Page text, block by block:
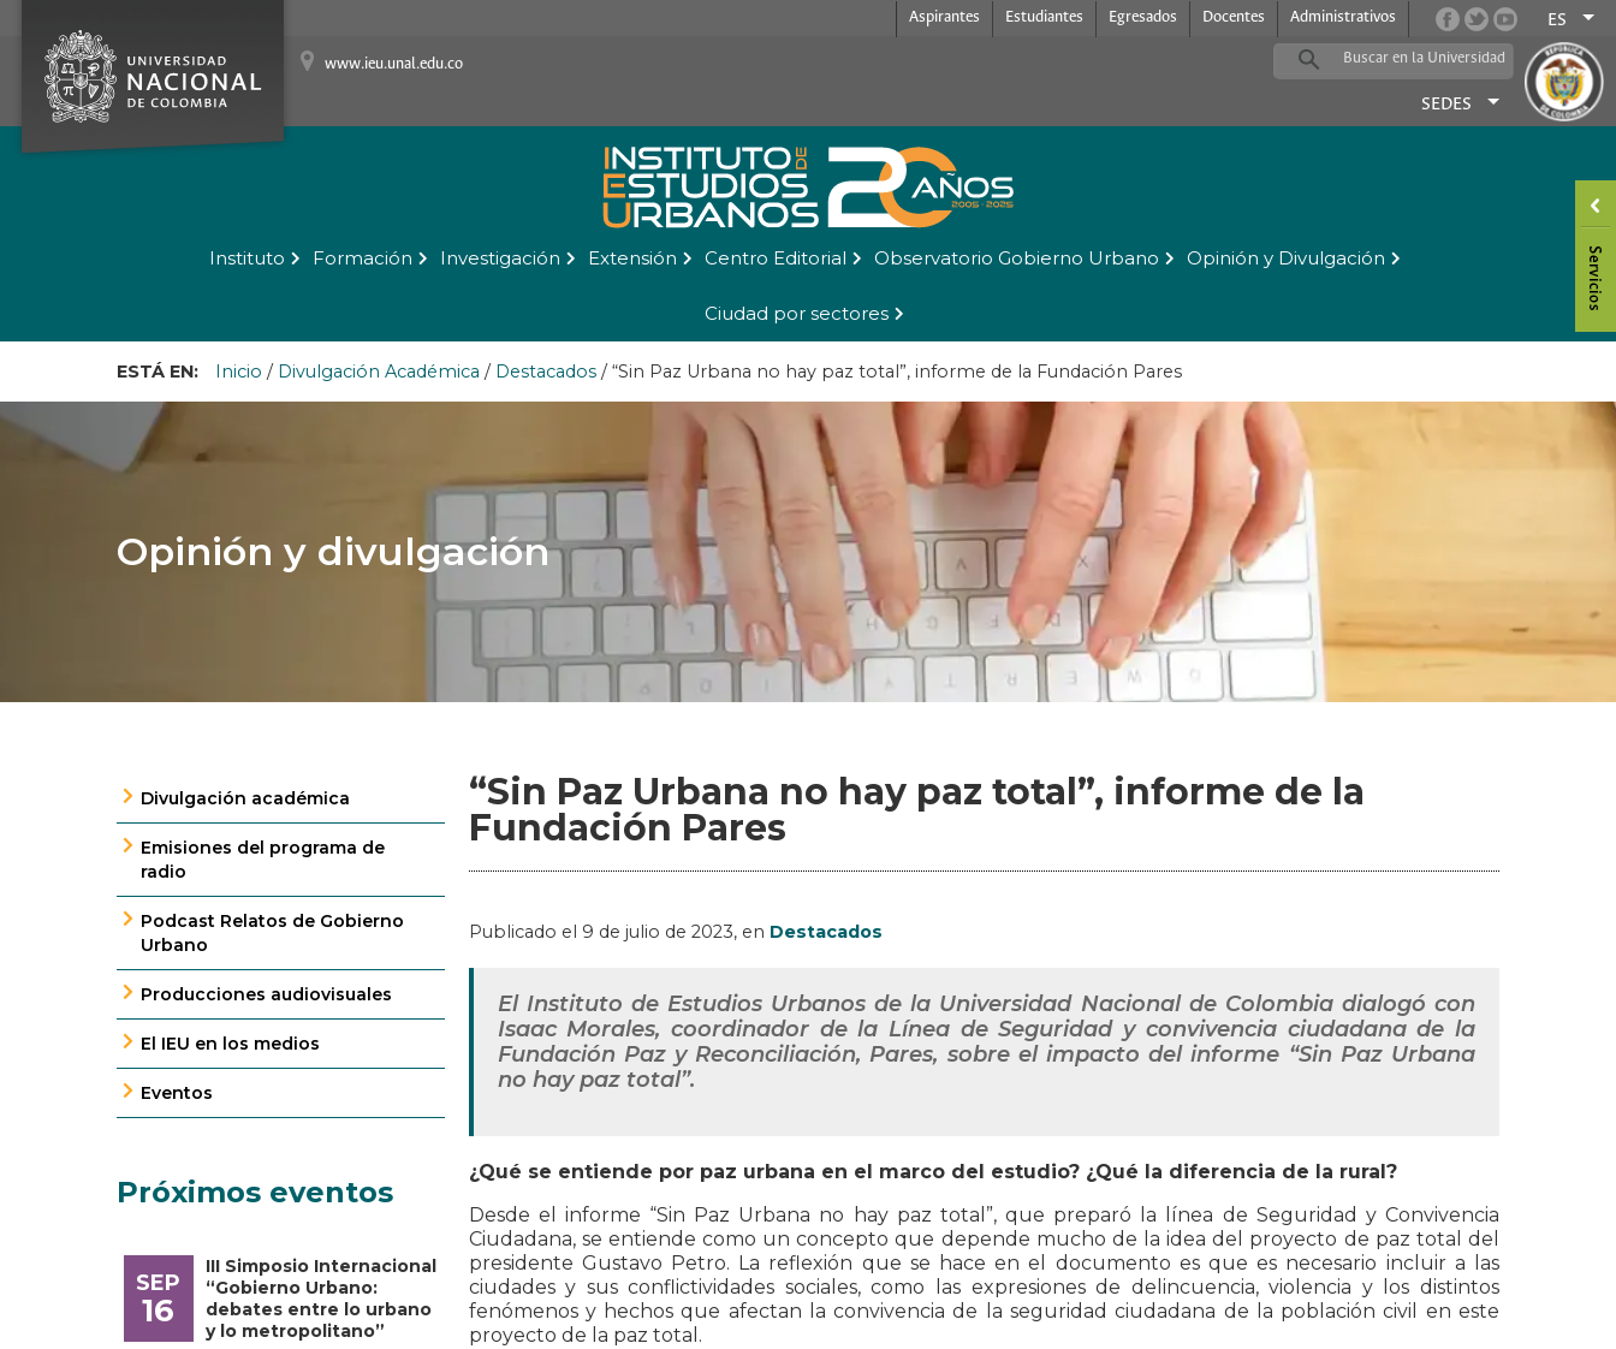
Aspirantes Estudiantes Egresados Docentes Administrativos ES
www.ieu.unal.edu.co
SEDES
Instituto Formación Investigación Extensión Centro Editorial Observatorio Gobierno Urbano Opinión y Divulgación
Ciudad por sectores
ESTÁ EN: Inicio / Divulgación Académica / Destacados /“Sin Paz Urbana no hay paz total”, informe de la Fundación Pares
Opinión y divulgación
Divulgación académica
Emisiones del programa de
radio
Podcast Relatos de Gobierno
Urbano
Producciones audiovisuales
El IEU en los medios
Eventos
Próximos eventos
SEP
16
III Simposio Internacional
“Gobierno Urbano:
debates entre lo urbano
y lo metropolitano”
“Sin Paz Urbana no hay paz total”, informe de la
Fundación Pares
Publicado el 9 de julio de 2023, en Destacados
El Instituto de Estudios Urbanos de la Universidad Nacional de Colombia dialogó con
Isaac Morales, coordinador de la Línea de Seguridad y convivencia ciudadana de la
Fundación Paz y Reconciliación, Pares, sobre el impacto del informe “Sin Paz Urbana
no hay paz total”.
¿Qué se entiende por paz urbana en el marco del estudio? ¿Qué la diferencia de la rural?
Desde el informe “Sin Paz Urbana no hay paz total”, que preparó la línea de Seguridad y Convivencia
Ciudadana, se entiende como un concepto que depende mucho de la idea del proyecto de paz total del
presidente Gustavo Petro. La reflexión que se hace en el documento es que es necesario incluir a las
ciudades y sus conflictividades sociales, como las expresiones de delincuencia, violencia y los distintos
fenómenos y hechos que afectan la convivencia de la seguridad ciudadana de la población civil en este
proyecto de la paz total.